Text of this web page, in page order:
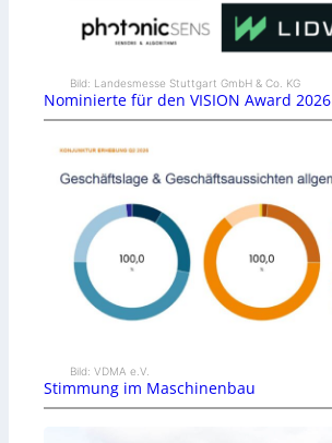
Bild: Landesmesse Stuttgart GmbH & Co. KG
Nominierte für den VISION Award 2026
Bild: VDMA e.V.
Stimmung im Maschinenbau